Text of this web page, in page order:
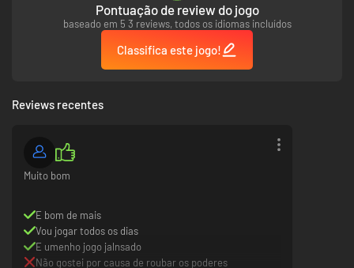
Pontuação de review do jogo
baseado em 5 3 reviews, todos os idiomas incluídos
Classifica este jogo!
Reviews recentes
Muito bom
E bom de mais
Vou jogar todos os dias
E umenho jogo jalnsado
Não gostei por causa de roubar os poderes